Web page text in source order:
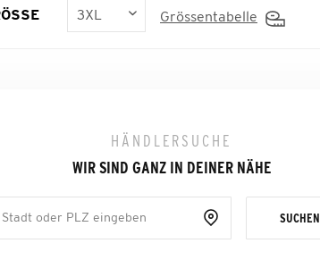
Grössentabelle
HÄNDLERSUCHE
WIR SIND GANZ IN DEINER NÄHE
SUCHEN